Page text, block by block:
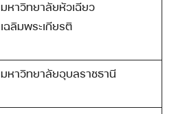
มหาวิทยาลัยหัวเฉียว
เฉลิมพระเกียรติ
มหาวิทยาลัยอุบลราชธานี